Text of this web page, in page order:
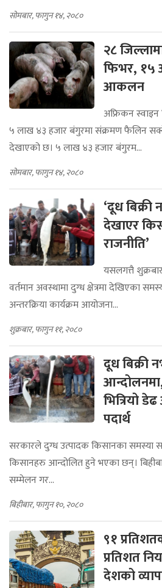
सोमबार, फागुन १४, २०८०
२८
फिभर, १५
आकलन
अफ्रिकन
५ लाख ४३ हजार बंगुरमा संक्रमण फैलिन
देखाएको छ। ५ लाख ४३ हजार बंगुरम...
सोमबार, फागुन १४, २०८०
‘दूध
देखाएर
राजनीति’
यसलगत्तै
वर्तमान अवस्थामा दुग्ध क्षेत्रमा देखिएका
अन्तरक्रिया कार्यक्रम आयोजना...
शुक्रबार, फागुन ११, २०८०
दूध बिक्री
भित्रियो
पदार्थ
सरकारले दुग्ध उत्पादक किसानका समस्या
किसानहरु आन्दोलित हुने भएका छन्।
सम्मेलन गर...
बिहीबार, फागुन १०, २०८०
९१
प्रतिशत
देशको